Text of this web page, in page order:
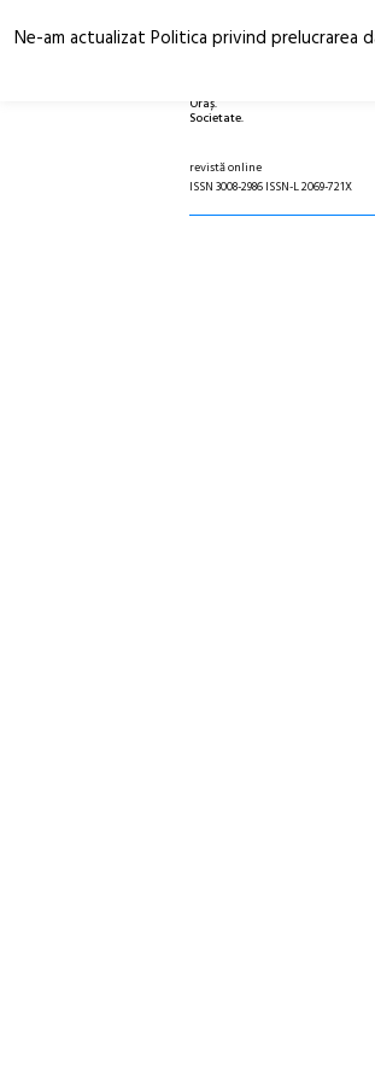
Oraș.
Societate.
revistă online
ISSN 3008-2986 ISSN-L 2069-721X
Ne-am actualizat Politica privind